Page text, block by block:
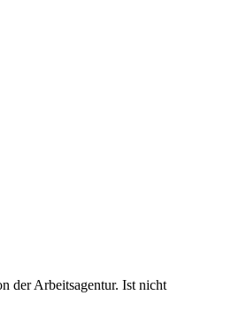
der Arbeitsagentur. Ist nicht